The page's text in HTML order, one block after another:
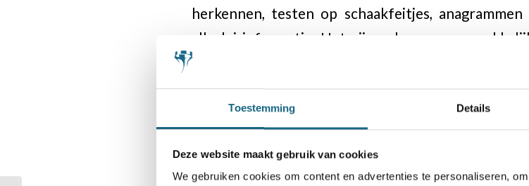
Toestemming Details
Deze website maakt gebruik van cookies
We gebruiken cookies om content en advertenties te personaliseren,
herkennen, testen op schaakfeitjes,
allerlei informatie. Het zijn zeker geen
oplossen is dat bij veel puzzels in dit boek
gevonden namen/woorden samen weer een
nieuwe hints op. Diverse puzzels hebben ook een
samen met iemand op te lossen en om nog wat